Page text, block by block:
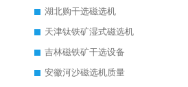
湖北购干选磁选机
天津钛铁矿湿式磁选机
吉林磁铁矿干选设备
安徽河沙磁选机质量